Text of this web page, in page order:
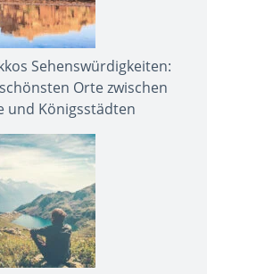
Sehenswürdigkeiten:
Orte zwischen
und Königsstädten